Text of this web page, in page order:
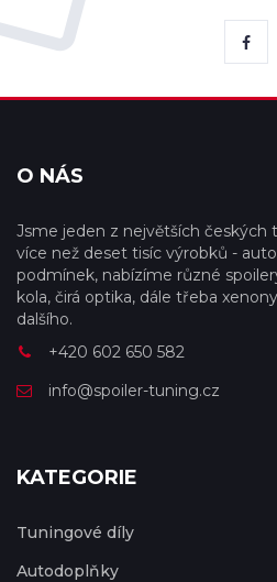
O NÁS
Jsme jeden z největších českých
více než deset tisíc výrobků -
podmínek, nabízíme různé
kola, čirá optika, dále třeba
dalšího.
+420 602 650 582
info@spoiler-tuning.cz
KATEGORIE
Tuningové díly
Autodoplňky